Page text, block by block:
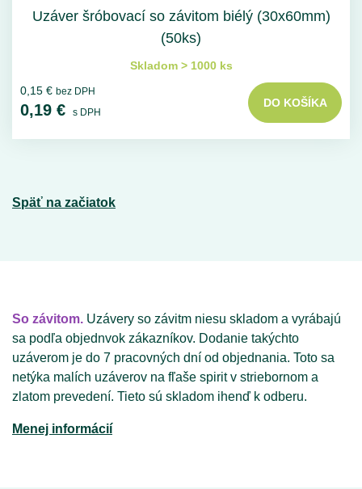
Uzáver šróbovací so závitom biélý (30x60mm)
(50ks)
Skladom > 1000 ks
0,15 € bez DPH
0,19 € s DPH
DO KOŠÍKA
Späť na začiatok
So závitom. Uzávery so závitm niesu skladom a vyrábajú
sa podľa objednvok zákazníkov. Dodanie takýchto
uzáverom je do 7 pracovných dní od objednania. Toto sa
netýka malích uzáverov na fľaše spirit v striebornom a
zlatom prevedení. Tieto sú skladom ihenď k odberu.
Menej informácií